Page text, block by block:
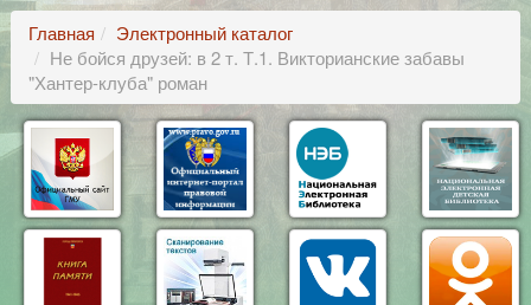
Главная
Электронный каталог
Не бойся друзей: в 2 т. Т.1. Викторианские забавы
"Хантер-клуба" роман